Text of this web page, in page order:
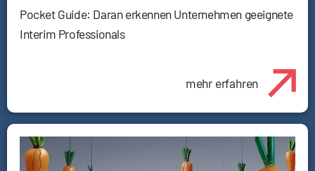
Pocket Guide: Daran erkennen Unternehmen geeignete
Interim Professionals
mehr erfahren